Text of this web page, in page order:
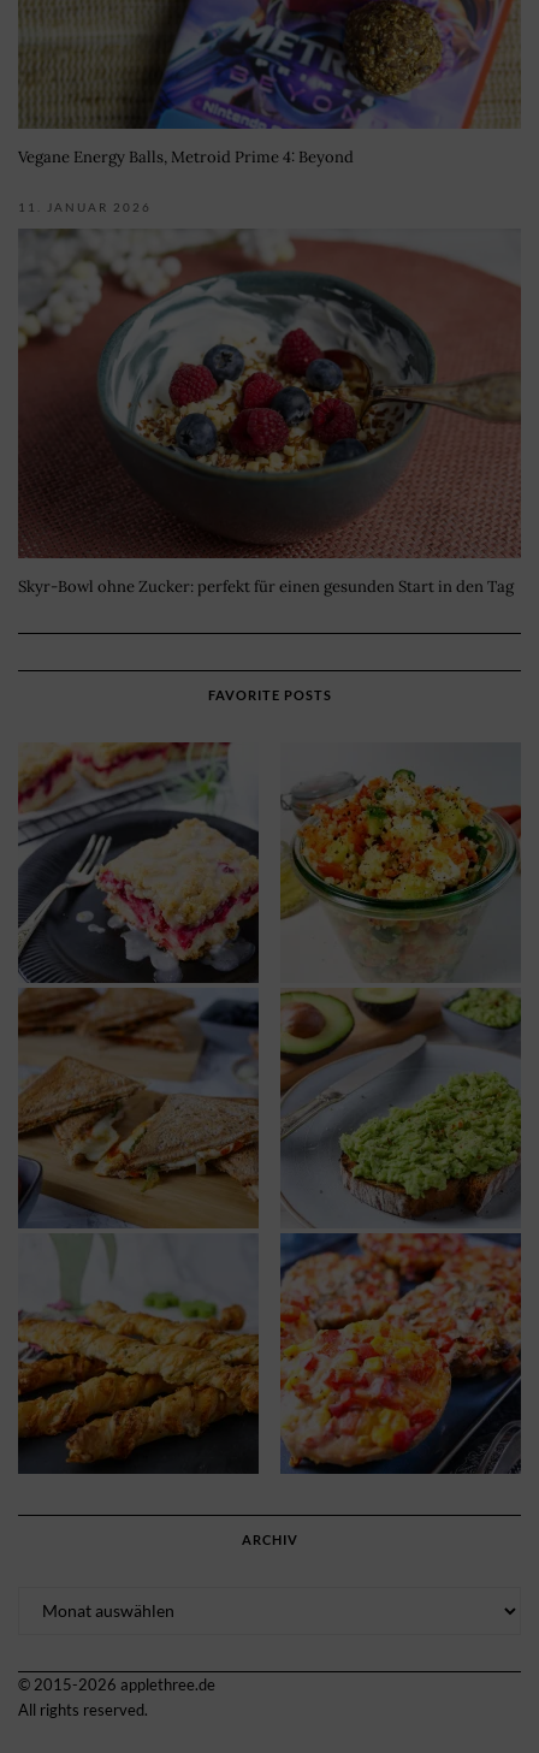
Vegane Energy Balls, Metroid Prime 4: Beyond
11. JANUAR 2026
Skyr-Bowl ohne Zucker: perfekt für einen gesunden Start in den Tag
FAVORITE POSTS
ARCHIV
© 2015-2026 applethree.de
All rights reserved.